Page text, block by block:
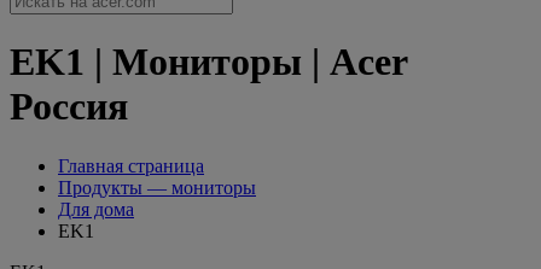
EK1 | Мониторы | Acer
Россия
Главная страница
Продукты — мониторы
Для дома
EK1